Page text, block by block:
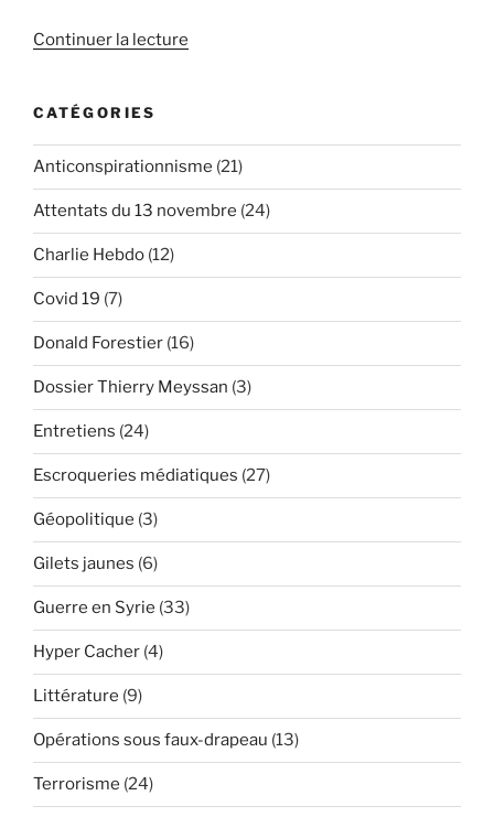
Continuer la lecture
au
prisme
Molière
CATÉGORIES
Anticonspirationnisme (21)
Attentats du 13 novembre (24)
Charlie Hebdo (12)
Covid 19 (7)
Donald Forestier (16)
Dossier Thierry Meyssan (3)
Entretiens (24)
Escroqueries médiatiques (27)
Géopolitique (3)
Gilets jaunes (6)
Guerre en Syrie (33)
Hyper Cacher (4)
Littérature (9)
Opérations sous faux-drapeau (13)
Terrorisme (24)